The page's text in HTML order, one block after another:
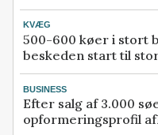
KVÆG
500-600 køer i stort
beskeden start til
BUSINESS
Efter salg af 3.000
opformeringsprofil